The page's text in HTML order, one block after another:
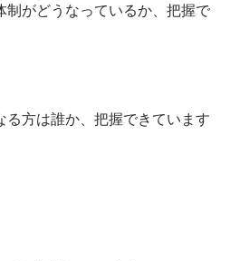
制がどうなっているか、把握で
方は誰か、把握できています